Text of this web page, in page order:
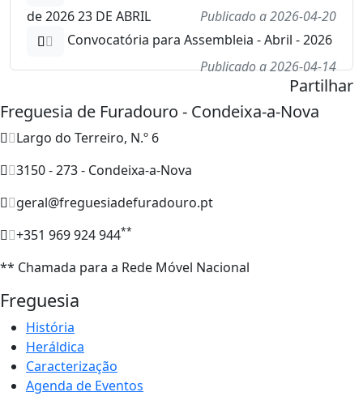
de 2026 23 DE ABRIL
Publicado a 2026-04-20
Convocatória para Assembleia - Abril - 2026
Publicado a 2026-04-14
Partilhar
Freguesia de Furadouro - Condeixa-a-Nova
Largo do Terreiro, N.º 6
3150 - 273 - Condeixa-a-Nova
geral@freguesiadefuradouro.pt
+351 969 924 944**
** Chamada para a Rede Móvel Nacional
Freguesia
História
Heráldica
Caracterização
Agenda de Eventos